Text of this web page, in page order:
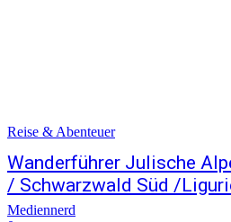
Reise & Abenteuer
Wanderführer Julische
/ Schwarzwald Süd /
Mediennerd